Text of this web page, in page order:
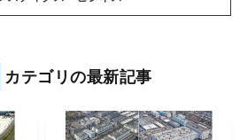
カテゴリの最新記事